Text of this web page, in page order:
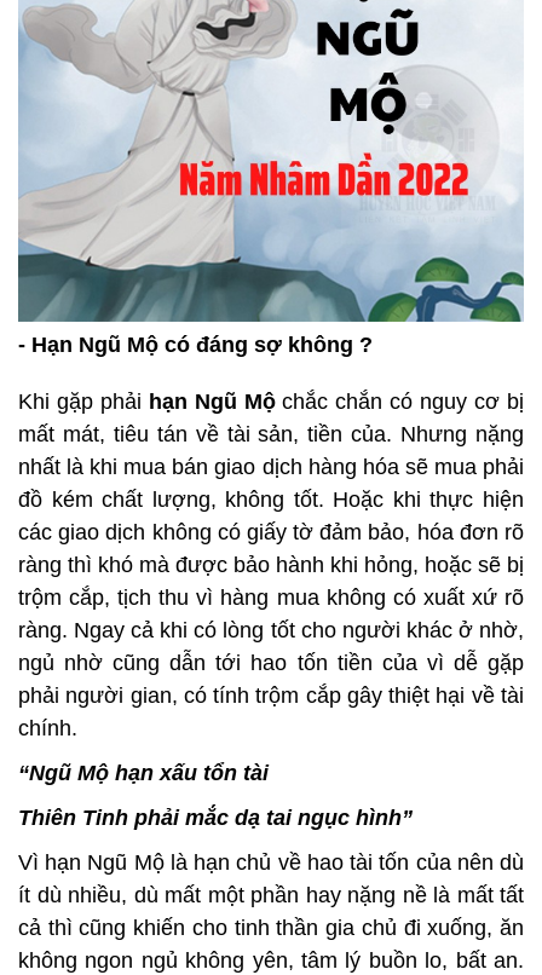
- Hạn Ngũ Mộ có đáng sợ không ?
Khi gặp phải hạn Ngũ Mộchắc chắn có nguy cơ bị
mất mát, tiêu tán về tài sản, tiền của. Nhưng nặng
nhất là khi mua bán giao dịch hàng hóa sẽ mua phải
đồ kém chất lượng, không tốt. Hoặc khi thực hiện
các giao dịch không có giấy tờ đảm bảo, hóa đơn rõ
ràng thì khó mà được bảo hành khi hỏng, hoặc sẽ bị
trộm cắp, tịch thu vì hàng mua không có xuất xứ rõ
ràng. Ngay cả khi có lòng tốt cho người khác ở nhờ,
ngủ nhờ cũng dẫn tới hao tốn tiền của vì dễ gặp
phải người gian, có tính trộm cắp gây thiệt hại về tài
chính.
“Ngũ Mộ hạn xấu tổn tài
Thiên Tinh phải mắc dạ tai ngục hình”
Vì hạn Ngũ Mộ là hạn chủ về hao tài tốn của nên dù
ít dù nhiều, dù mất một phần hay nặng nề là mất tất
cả thì cũng khiến cho tinh thần gia chủ đi xuống, ăn
không ngon ngủ không yên, tâm lý buồn lo, bất an.